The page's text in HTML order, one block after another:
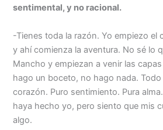
sentimental, y no racional.
-Tienes toda la razón. Yo empiezo el
y ahí comienza la aventura. No sé lo
Mancho y empiezan a venir las
hago un boceto, no hago nada.
corazón. Puro sentimiento. Pura
haya hecho yo, pero siento que mis
algo.